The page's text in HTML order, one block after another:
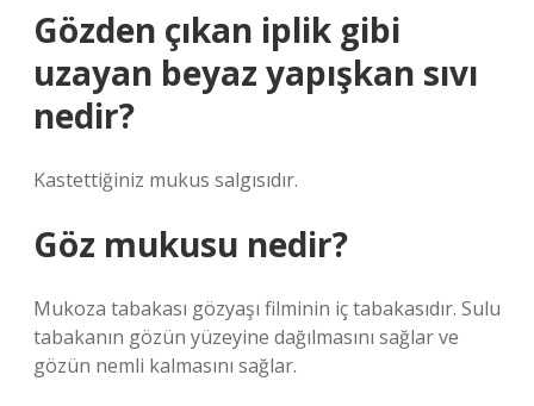
Gözden çıkan iplik gibi
uzayan beyaz yapışkan sıvı
nedir?
Kastettiğiniz mukus salgısıdır.
Göz mukusu nedir?
Mukoza tabakası gözyaşı filminin iç tabakasıdır. Sulu
tabakanın gözün yüzeyine dağılmasını sağlar ve
gözün nemli kalmasını sağlar.